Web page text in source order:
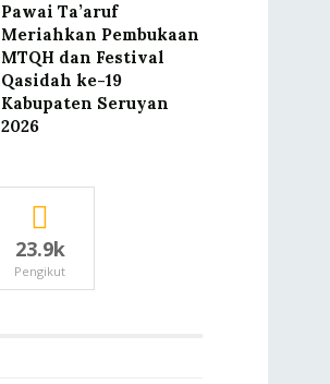
Pawai Ta’aruf
Meriahkan Pembukaan
MTQH dan Festival
Qasidah ke-19
Kabupaten Seruyan
2026
23.9k
Pengikut